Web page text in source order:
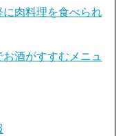
肉料理を食べられ
酒がすすむメニュ